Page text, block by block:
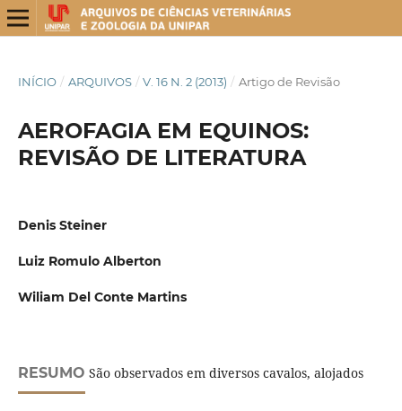
INÍCIO / ARQUIVOS / V. 16 N. 2 (2013) / Artigo de Revisão
AEROFAGIA EM EQUINOS:
REVISÃO DE LITERATURA
Denis Steiner
Luiz Romulo Alberton
Wiliam Del Conte Martins
RESUMO São observados em diversos cavalos, alojados